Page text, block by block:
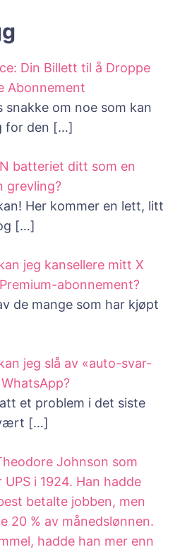
Din Billett til å Droppe
Abonnement
snakke om noe som kan
for den […]
batteriet ditt som en
grevling?
Her kommer en lett, litt
[…]
jeg kansellere mitt X
abonnement?
de mange som har kjøpt
jeg slå av «auto-svar-
et problem i det siste
[…]
Johnson som
i 1924. Han hadde
betalte jobben, men
20 % av månedslønnen.
hadde han mer enn